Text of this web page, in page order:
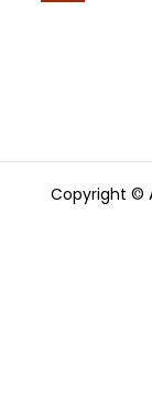
Copyright ©